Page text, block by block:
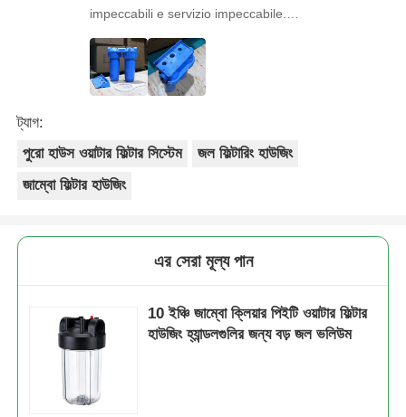
impeccabili e servizio impeccabile.
Consigliatissimo a chi cerca stabilità e
professionalità.
ট্যাগ:
পুরো হাউস ওয়াটার ফিল্টার সিস্টেম
জল ফিল্টারিং হাউজিং
জাম্বো ফিল্টার হাউজিং
এর সেরা মূল্য পান
10 ইঞ্চি জাম্বো ক্লিয়ার পিইটি ওয়াটার ফিল্টার
হাউজিং হ্যান্ডলগুলির জন্য বড় জল ভলিউম